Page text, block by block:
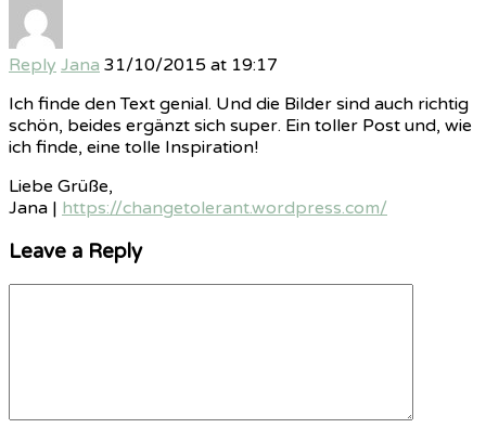
Reply Jana 31/10/2015 at 19:17
Ich finde den Text genial. Und die Bilder sind auch richtig
schön, beides ergänzt sich super. Ein toller Post und, wie
ich finde, eine tolle Inspiration!
Liebe Grüße,
Jana | https://changetolerant.wordpress.com/
Leave a Reply